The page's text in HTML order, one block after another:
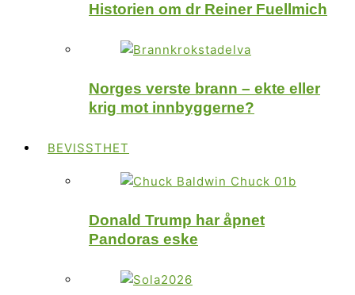
Historien om dr Reiner Fuellmich
Norges verste brann – ekte eller
krig mot innbyggerne?
BEVISSTHET
Donald Trump har åpnet
Pandoras eske